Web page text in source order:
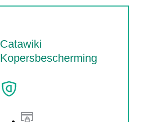
Catawiki
Kopersbescherming